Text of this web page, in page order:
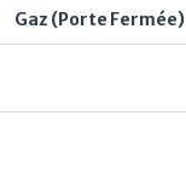
Gaz (Porte Fermée)